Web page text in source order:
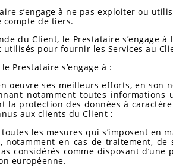
s’engage à ne pas exploiter ou
compte de tiers.
du Client, le Prestataire s’engage
pour fournir les Services au
Prestataire s’engage à :
oeuvre ses meilleurs efforts, en son
notamment toutes informations
la protection des données à
aux clients du Client ;
les mesures qui s’imposent en
notamment en cas de traitement,
considérés comme disposant
européenne.